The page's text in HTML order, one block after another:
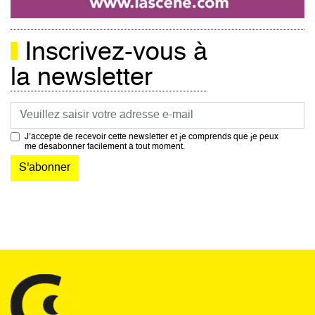
Inscrivez-vous à
la newsletter
Courriel
J’accepte de recevoir cette newsletter et je comprends que je peux
me désabonner facilement à tout moment.